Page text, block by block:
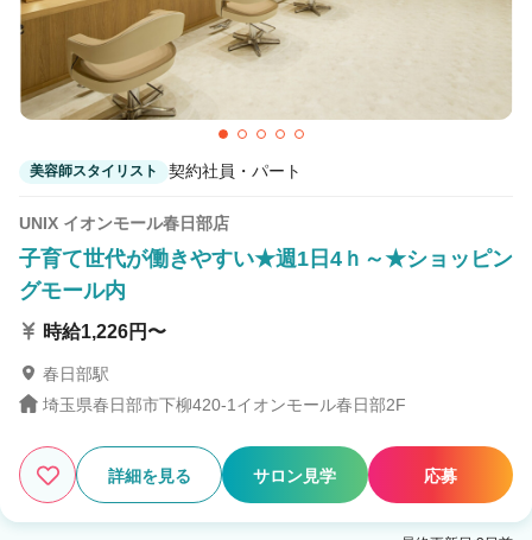
美容師スタイリスト 契約社員・パート
UNIX イオンモール春日部店
子育て世代が働きやすい★週1日4ｈ～★ショッピン
グモール内
時給1,226円〜
春日部駅
埼玉県春日部市下柳420-1イオンモール春日部2F
詳細を見る サロン見学 応募